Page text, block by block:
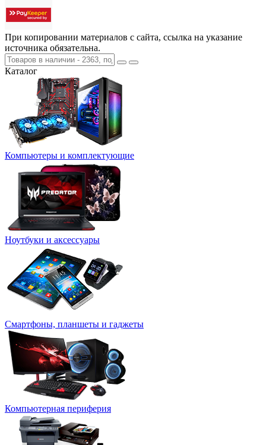
При копировании материалов с сайта, ссылка на указание
источника обязательна.
Каталог
Компьютеры и комплектующие
Ноутбуки и аксессуары
Смартфоны, планшеты и гаджеты
Компьютерная периферия